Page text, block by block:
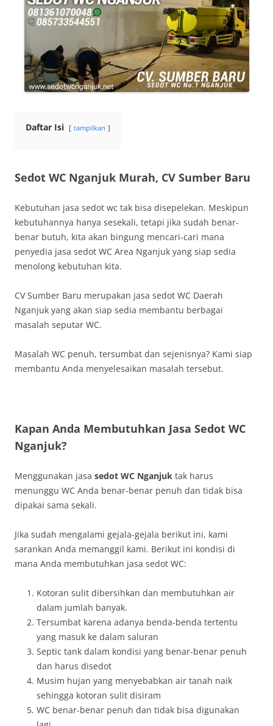
Daftar Isi tampilkan
Sedot WC Nganjuk Murah, CV Sumber Baru
Kebutuhan jasa sedot wc tak bisa disepelekan. Meskipun
kebutuhannya hanya sesekali, tetapi jika sudah benar-
benar butuh, kita akan bingung mencari-cari mana
penyedia jasa sedot WC Area Nganjuk yang siap sedia
menolong kebutuhan kita.
CV Sumber Baru merupakan jasa sedot WC Daerah
Nganjuk yang akan siap sedia membantu berbagai
masalah seputar WC.
Masalah WC penuh, tersumbat dan sejenisnya? Kami siap
membantu Anda menyelesaikan masalah tersebut.
Kapan Anda Membutuhkan Jasa Sedot WC
Nganjuk?
Menggunakan jasa sedot WC Nganjuk tak harus
menunggu WC Anda benar-benar penuh dan tidak bisa
dipakai sama sekali.
Jika sudah mengalami gejala-gejala berikut ini, kami
sarankan Anda memanggil kami. Berikut ini kondisi di
mana Anda membutuhkan jasa sedot WC:
Kotoran sulit dibersihkan dan membutuhkan air
dalam jumlah banyak.
Tersumbat karena adanya benda-benda tertentu
yang masuk ke dalam saluran
Septic tank dalam kondisi yang benar-benar penuh
dan harus disedot
Musim hujan yang menyebabkan air tanah naik
sehingga kotoran sulit disiram
WC benar-benar penuh dan tidak bisa digunakan